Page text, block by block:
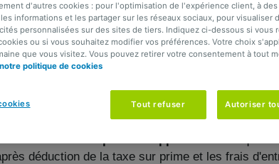
moi ?
dans uneassurance-épargne d’une durée
vous connaissez les
nouveau taux d’intérêt garanti pour la durée
verser autant de
que
déduction de la taxe sur prime et les frais
d'autres cookies : pour l'optimisation de l'expérience client, à
informations et les partager sur les réseaux sociaux, pour visualiser
personnalisées sur des sites de tiers. Indiquez ci-dessous si vous
ou si vous souhaitez modifier vos préférences. Votre choix
que vous visitez. Vous pouvez retirer votre consentement à tout
politique de cookies
Tout refuser Autoriser